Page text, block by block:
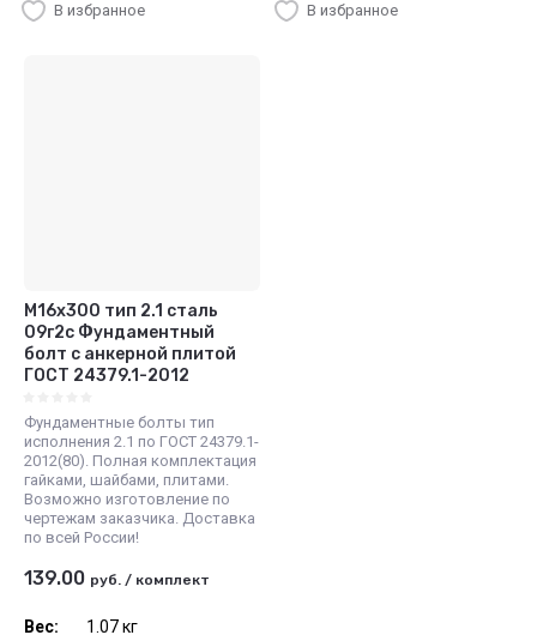
В избранное В избранное
М16x300 тип 2.1 сталь
09г2с Фундаментный
болт с анкерной плитой
ГОСТ 24379.1-2012
Фундаментные болты тип
исполнения 2.1 по ГОСТ 24379.1-
2012(80). Полная комплектация
гайками, шайбами, плитами.
Возможно изготовление по
чертежам заказчика. Доставка
по всей России!
139.00 руб. / комплект
Вес: 1.07 кг